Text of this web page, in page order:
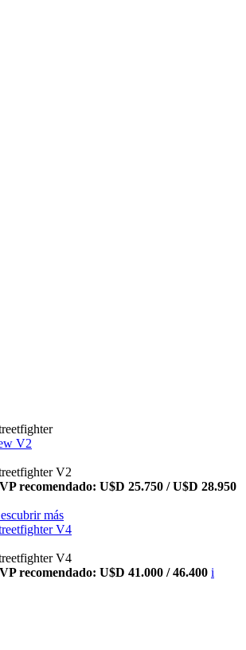
V2
V2
recomendado: U$D 25.750 / U$D 28.950
más
V4
V4
recomendado: U$D 41.000 / 46.400 i